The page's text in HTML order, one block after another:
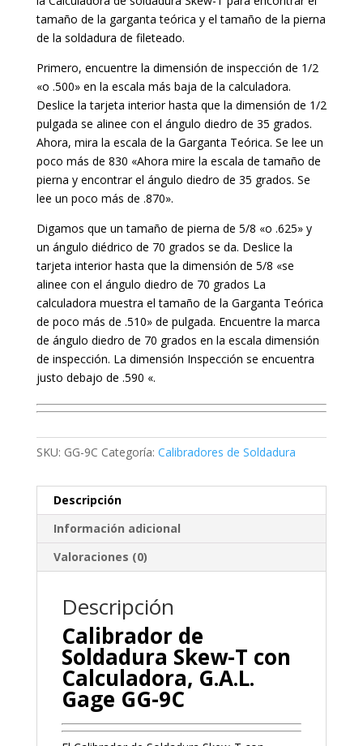
tamaño de la garganta teórica y el tamaño de la pierna
de la soldadura de fileteado.
Primero, encuentre la dimensión de inspección de 1/2
«o .500» en la escala más baja de la calculadora.
Deslice la tarjeta interior hasta que la dimensión de 1/2
pulgada se alinee con el ángulo diedro de 35 grados.
Ahora, mira la escala de la Garganta Teórica. Se lee un
poco más de 830 «Ahora mire la escala de tamaño de
pierna y encontrar el ángulo diedro de 35 grados. Se
lee un poco más de .870».
Digamos que un tamaño de pierna de 5/8 «o .625» y
un ángulo diédrico de 70 grados se da. Deslice la
tarjeta interior hasta que la dimensión de 5/8 «se
alinee con el ángulo diedro de 70 grados La
calculadora muestra el tamaño de la Garganta Teórica
de poco más de .510» de pulgada. Encuentre la marca
de ángulo diedro de 70 grados en la escala dimensión
de inspección. La dimensión Inspección se encuentra
justo debajo de .590 «.
SKU: GG-9C Categoría: Calibradores de Soldadura
Descripción
Información adicional
Valoraciones (0)
Descripción
Calibrador de
Soldadura Skew-T con
Calculadora, G.A.L.
Gage GG-9C